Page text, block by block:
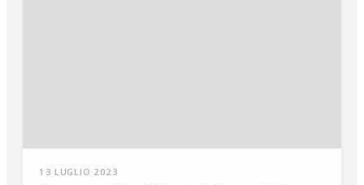
13 LUGLIO 2023